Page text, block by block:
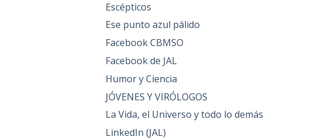
Escépticos
Ese punto azul pálido
Facebook CBMSO
Facebook de JAL
Humor y Ciencia
JÓVENES Y VIRÓLOGOS
La Vida, el Universo y todo lo demás
LinkedIn (JAL)